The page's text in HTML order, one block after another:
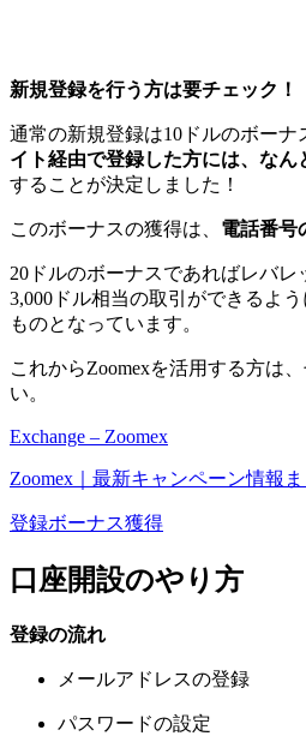
新規登録を行う方は要チェック！
通常の新規登録は10ドルのボーナ
イト経由で登録した方には、なん
することが決定しました！
このボーナスの獲得は、 電話番号
20ドルのボーナスであればレバ
3,000ドル相当の取引ができるよう
ものとなっています。
これからZoomexを活用する方は
い。
Exchange – Zoomex
Zoomex｜最新キャンペーン情報
登録ボーナス獲得
口座開設のやり方
登録の流れ
メールアドレスの登録
パスワードの設定